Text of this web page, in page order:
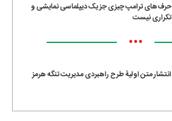
حرف‌های ترامپ چیزی جز یک دیپلماسی نمایشی و
تکراری نیست
•••
انتشار متن اولیۀ طرح راهبردی مدیریت تنگه هرمز